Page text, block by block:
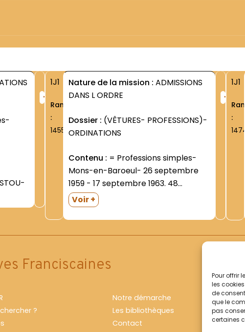
Pour offrir
les
de
que le
pas
certaines
+
1J1
Rang
:
1455
Nature de la mission : ADMISSIONS
DANS L ORDRE
Dossier : (VÊTURES- PROFESSIONS)-
ORDINATIONS
Contenu :
Mons-en-Baroeul- 26 septembre
1959 - 17 septembre 1963. 48
professions- 6 renouvellements de
profession (n°30- 39-40- 41- 42-
43). En fin de registre- deux
professions solennelles - celles des
octobre 1958) et Pierre-François...
Voir +
+
1J1
Rang
:
1474
Franciscaines
?
Notre démarche
Les bibliothèques
Contact